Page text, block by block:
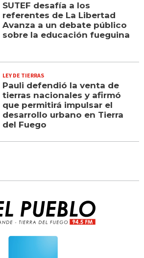
SUTEF desafía a los
referentes de La Libertad
Avanza a un debate público
sobre la educación fueguina
LEY DE TIERRAS
Pauli defendió la venta de
tierras nacionales y afirmó
que permitirá impulsar el
desarrollo urbano en Tierra
del Fuego